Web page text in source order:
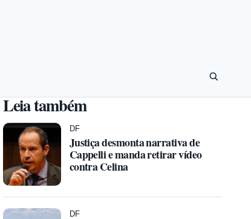
Leia também
DF
Justiça desmonta narrativa de
Cappelli e manda retirar vídeo
contra Celina
DF